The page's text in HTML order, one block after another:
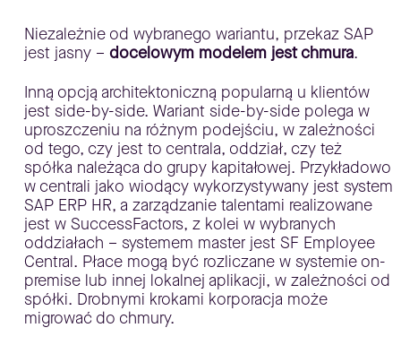
Niezależnie od wybranego wariantu, przekaz SAP
jest jasny – docelowym modelem jest chmura.
Inną opcją architektoniczną popularną u klientów
jest side-by-side. Wariant side-by-side polega w
uproszczeniu na różnym podejściu, w zależności
od tego, czy jest to centrala, oddział, czy też
spółka należąca do grupy kapitałowej. Przykładowo
w centrali jako wiodący wykorzystywany jest system
SAP ERP HR, a zarządzanie talentami realizowane
jest w SuccessFactors, z kolei w wybranych
oddziałach – systemem master jest SF Employee
Central. Płace mogą być rozliczane w systemie on-
premise lub innej lokalnej aplikacji, w zależności od
spółki. Drobnymi krokami korporacja może
migrować do chmury.